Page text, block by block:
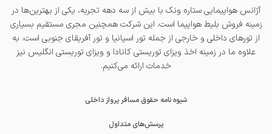
آژانس هواپیمایی ستاره ونک با بیش از سه دهه تجربه، یکی از بهترین‌ها در
زمینه فروش بلیط هواپیما است. این شرکت همچنین مجری مستقیم بسیاری
از تورهای داخلی و خارجی از جمله تور اسپانیا و تور آفریقای جنوبی است. به
علاوه ما در زمینه اخذ ویزای توریستی کانادا و ویزای توریستی انگلیس نیز
خدمات ارائه می‌کنیم.
شیوه نامه حقوق مسافر پرواز داخلی
پرسش‌های متداول